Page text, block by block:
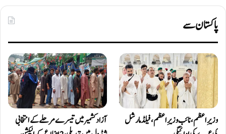
پاکستان سے
وزیرِاعظم، نائب وزیرِ اعظم، فیلڈ مارشل
آزادکشمیر میں تیسرے مرحلے کے انتخابی